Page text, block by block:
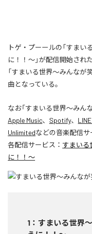
トゲ・プーールの「すま
に！！〜」が配信開始され
「すまいる世界〜みんなが
曲となっている。
なお「すまいる世界〜みん
Apple Music、 Spotify、
Unlimitedなどの音楽配信サ
各配信サービス： すまいる
に！！〜
1 ： すまいる世界